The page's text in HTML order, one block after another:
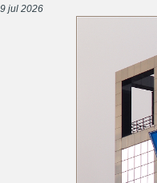
9 jul 2026